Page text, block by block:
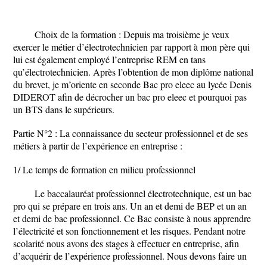
Choix de la formation : Depuis ma troisième je veux
exercer le métier d’électrotechnicien par rapport à mon père qui
lui est également employé l’entreprise REM en tans
qu’électrotechnicien. Après l’obtention de mon diplôme national
du brevet, je m’oriente en seconde Bac pro eleec au lycée Denis
DIDEROT afin de décrocher un bac pro eleec et pourquoi pas
un BTS dans le supérieurs.
Partie N°2 : La connaissance du secteur professionnel et de ses
métiers à partir de l’expérience en entreprise :
1/ Le temps de formation en milieu professionnel
Le baccalauréat professionnel électrotechnique, est un bac
pro qui se prépare en trois ans. Un an et demi de BEP et un an
et demi de bac professionnel. Ce Bac consiste à nous apprendre
l’électricité et son fonctionnement et les risques. Pendant notre
scolarité nous avons des stages à effectuer en entreprise, afin
d’acquérir de l’expérience professionnel. Nous devons faire un